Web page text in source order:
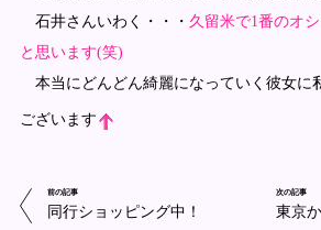
石井さんいわく・・・ 久留米で1番のオ
と思います(笑)
本当にどんどん綺麗になっていく彼女に
ございます
前の記事
同行ショッピング中！
次の記事
東京